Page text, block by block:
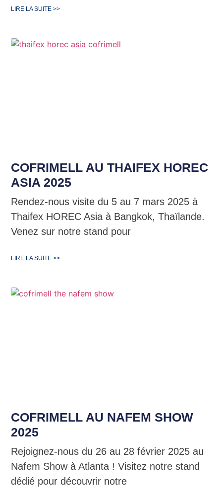
LIRE LA SUITE >>
COFRIMELL AU THAIFEX HOREC
ASIA 2025
Rendez-nous visite du 5 au 7 mars 2025 à
Thaifex HOREC Asia à Bangkok, Thaïlande.
Venez sur notre stand pour
LIRE LA SUITE >>
COFRIMELL AU NAFEM SHOW
2025
Rejoignez-nous du 26 au 28 février 2025 au
Nafem Show à Atlanta ! Visitez notre stand
dédié pour découvrir notre